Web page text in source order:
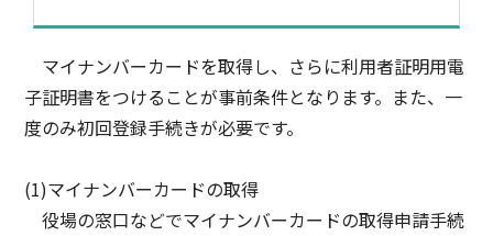
マイナンバーカードを取得し、さらに利用者証明用電
子証明書をつけることが事前条件となります。また、一
度のみ初回登録手続きが必要です。
(1)マイナンバーカードの取得
役場の窓口などでマイナンバーカードの取得申請手続